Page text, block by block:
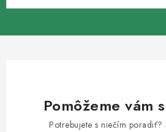
Pomôžeme vám
Potrebujete s niečím poradiť?